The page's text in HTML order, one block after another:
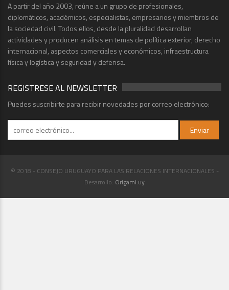
A partir del año 2003, reúne a un grupo de profesionales,
diplomáticos, académicos, especialistas, empresarios y miembros de
la sociedad civil. Todos ellos, desde la pluralidad desarrollan
actividades y producen análisis en temas de política exterior, derecho
internacional, aspectos comerciales y económicos, infraestructura
física y logística y seguridad y defensa.
REGISTRESE AL NEWSLETTER
Puedes suscribirte para recibir novedades por correo electrónico:
© 2018 - CONSEJO URUGUAYO PARA LAS RELACIONES INTERNACIONALES -
Desarrollo: Origami.uy